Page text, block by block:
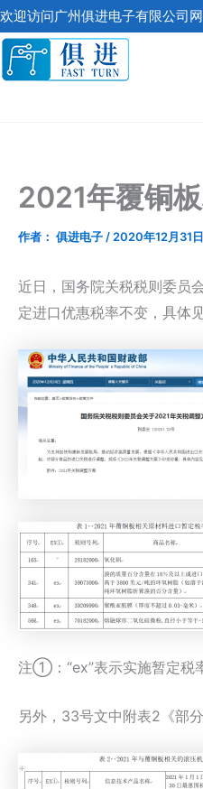
跳
至
内
欢迎访问广州俱进电子有限公司
2021年覆铜
作者： 俱进电子 / 2020年12月31日
近日，国务院关税税则委员
定进口优惠税率不变，具体
注①：“ex”表示实施暂定税
另外，33号文中附表2《部